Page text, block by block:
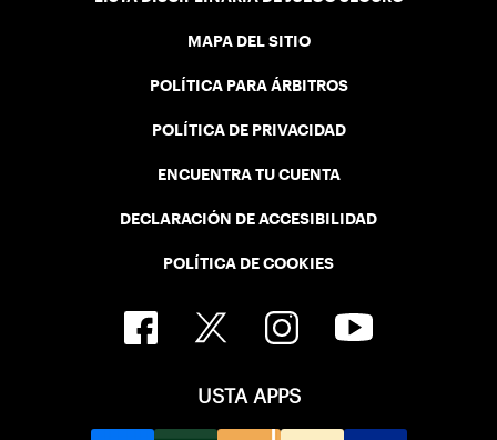
MAPA DEL SITIO
POLÍTICA PARA ÁRBITROS
POLÍTICA DE PRIVACIDAD
ENCUENTRA TU CUENTA
DECLARACIÓN DE ACCESIBILIDAD
POLÍTICA DE COOKIES
USTA APPS